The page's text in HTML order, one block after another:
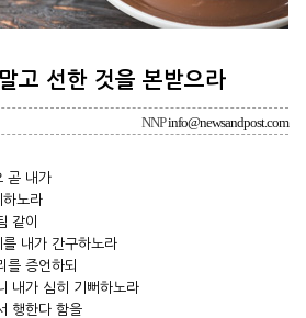
고 선한 것을 본받으라
NNPinfo@newsandpost.com
곧 내가
하노라
같이
내가 간구하노라
를 증언하되
내가 심히 기뻐하노라
행한다 함을